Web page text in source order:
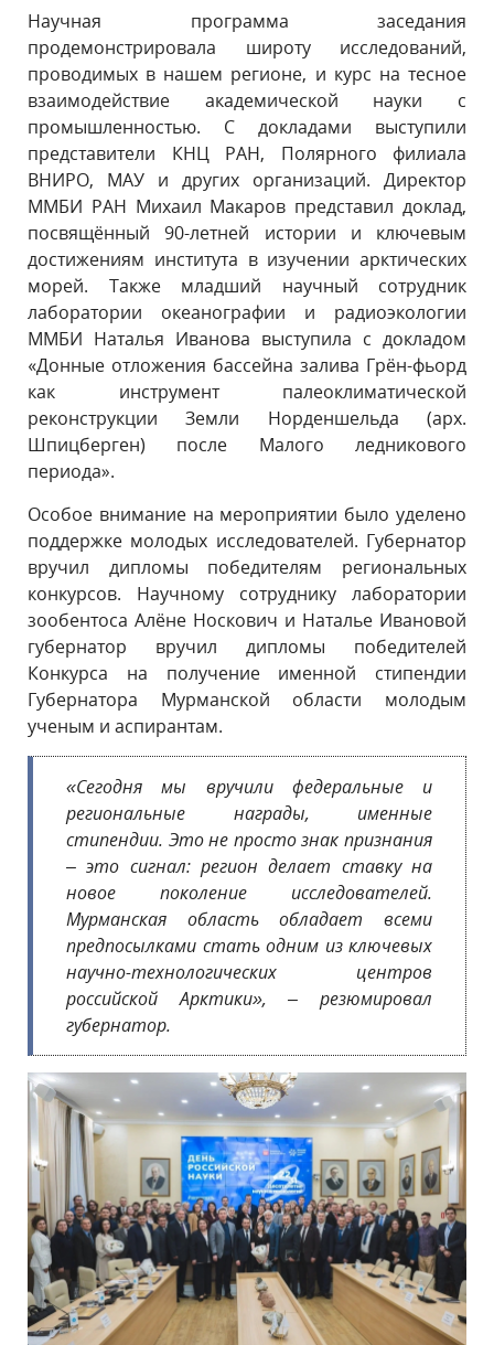
Научная программа заседания
продемонстрировала широту исследований,
проводимых в нашем регионе, и курс на тесное
взаимодействие академической науки с
промышленностью. С докладами выступили
представители КНЦ РАН, Полярного филиала
ВНИРО, МАУ и других организаций. Директор
ММБИ РАН Михаил Макаров представил доклад,
посвящённый 90-летней истории и ключевым
достижениям института в изучении арктических
морей. Также младший научный сотрудник
лаборатории океанографии и радиоэкологии
ММБИ Наталья Иванова выступила с докладом
«Донные отложения бассейна залива Грён-фьорд
как инструмент палеоклиматической
реконструкции Земли Норденшельда (арх.
Шпицберген) после Малого ледникового
периода».
Особое внимание на мероприятии было уделено
поддержке молодых исследователей. Губернатор
вручил дипломы победителям региональных
конкурсов. Научному сотруднику лаборатории
зообентоса Алёне Носкович и Наталье Ивановой
губернатор вручил дипломы победителей
Конкурса на получение именной стипендии
Губернатора Мурманской области молодым
ученым и аспирантам.
«Сегодня мы вручили федеральные и
региональные награды, именные
стипендии. Это не просто знак признания
– это сигнал: регион делает ставку на
новое поколение исследователей.
Мурманская область обладает всеми
предпосылками стать одним из ключевых
научно-технологических центров
российской Арктики», – резюмировал
губернатор.